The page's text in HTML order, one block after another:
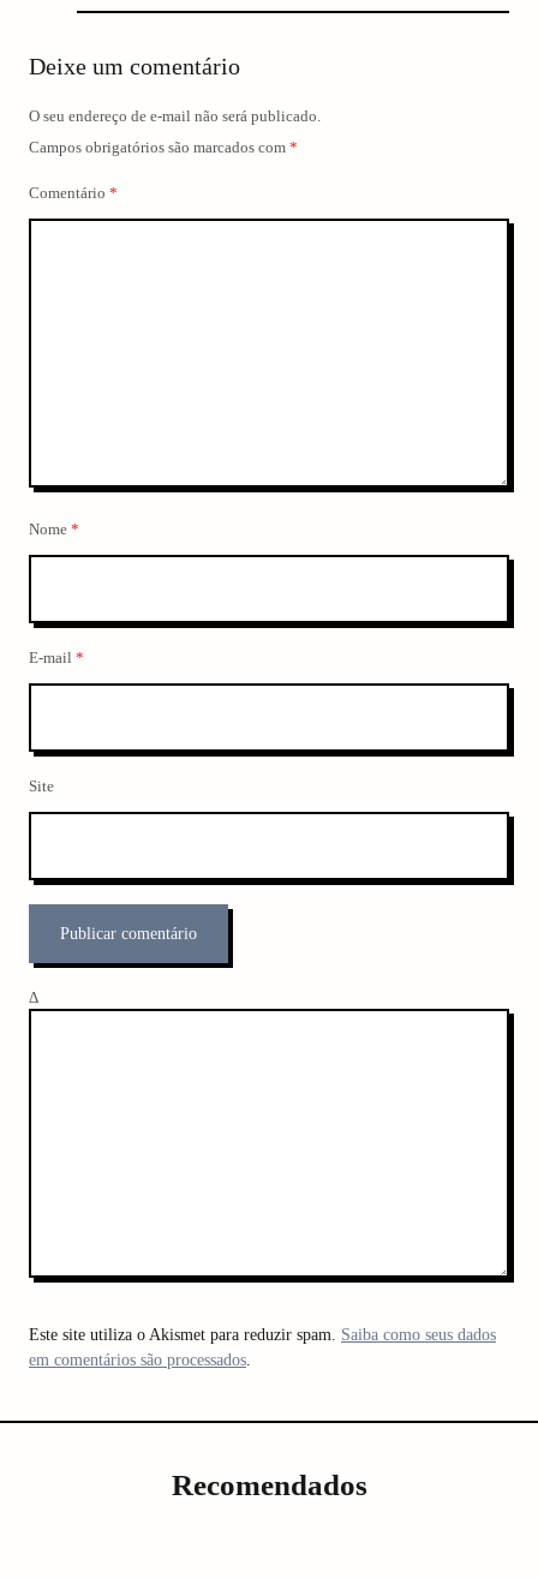
Deixe um comentário
O seu endereço de e-mail não será publicado.
Campos obrigatórios são marcados com *
Comentário *
Nome *
E-mail *
Site
Δ
Este site utiliza o Akismet para reduzir spam. Saiba como seus dados
em comentários são processados.
Recomendados